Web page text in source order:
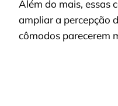
Além do mais, essas
ampliar a percepção
cômodos parecerem